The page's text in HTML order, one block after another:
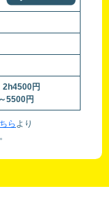
円
5500円
ら より